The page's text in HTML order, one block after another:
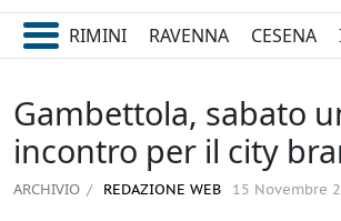
RIMINI RAVENNA CESENA
Gambettola, sabato
incontro per il city
ARCHIVIO REDAZIONE WEB 15 Novembre